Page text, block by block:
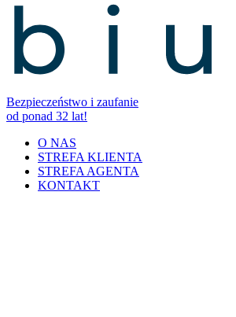
Bezpieczeństwo i zaufanie
od ponad 32 lat!
O NAS
STREFA KLIENTA
STREFA AGENTA
KONTAKT